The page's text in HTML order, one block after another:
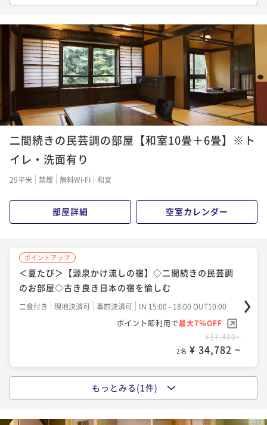
【お日にち限定】訳あり部屋でお得◆スペシャルプラ
イス◆
二食付き 現地決済可 事前決済可
IN 15:00 - 18:00 OUT10:00
ポイント即利用で
最大7％OFF
¥30,800~
¥ 28,644 ~
ポイントアップ
【源泉かけ流しの宿】鳳来牛や山里料理と昭和の風情
を楽しむ◇はづ別館スタンダードプラン
二食付き 現地決済可
¥30,800~
2名 ¥ 28,644 ~
二間続きの民芸調の部屋【和室10畳＋6畳】※ト
イレ・洗面有り
29平米 禁煙 無料Wi-Fi 和室
部屋詳細 空室カレンダー
ポイントアップ
＜夏たび＞【源泉かけ流しの宿】◇二間続きの民芸調
のお部屋◇古き良き日本の宿を愉しむ
二食付き 現地決済可 事前決済可
IN 15:00 - 18:00 OUT10:00
ポイント即利用で最大7％OFF
¥37,400~
2名 ¥ 34,782 ~
＜夏たび＞地元・奥三河の極上希少牛を味わう◆鳳来
牛ステーキプラン◆口の中でとろけるお肉は絶品
もっとみる(1件)